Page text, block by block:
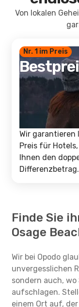
Von lokalen
Nr. 1 im Preis
Wir garantieren
Preis für
Ihnen den
Differenzbetrag.
Finde Sie
Osage
Wir bei Opodo
unvergesslichen
sondern auch,
aufschlagen.
einem Ort auf,